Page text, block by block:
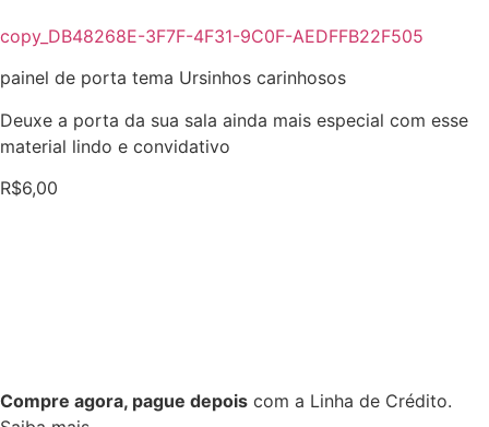
copy_DB48268E-3F7F-4F31-9C0F-AEDFFB22F505
painel de porta tema Ursinhos carinhosos
Deuxe a porta da sua sala ainda mais especial com esse
material lindo e convidativo
R$6,00
Compre agora, pague depois com a Linha de Crédito.